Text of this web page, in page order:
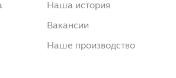
Наша история
Вакансии
Наше производство